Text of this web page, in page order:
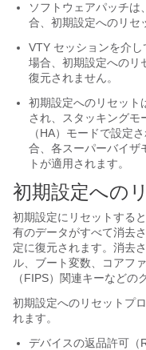
ソフトウェアパッチは
合、初期設定へのリセ
VTY セッションを介し
場合、初期設定へのリ
復元されません。
初期設定へのリセット
され、スタッキングモ
（HA）モードで設定
合、各スーパーバイザ
トが適用されます。
初期設定への
初期設定にリセットする
有のデータがすべて消去
定に復元されます。消去
ル、ブート変数、コアフ
（FIPS）関連キーなどの
初期設定へのリセットプ
れます。
デバイスの返品許可（